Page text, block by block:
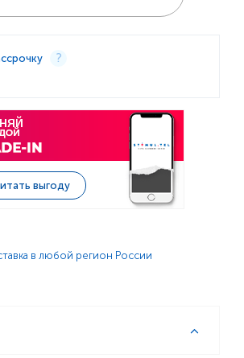
выгоду
в любой регион России